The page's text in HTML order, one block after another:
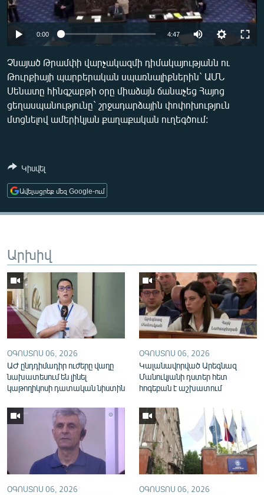
ՄԻՋԱԶԳԱՅԻՆ
ՄՇԱԿՈՒՅԹ
ՄԵԿՆԱԲԱՆՈՒԹՅՈՒՆ
ՏՏ ԵՒ ԻՆՏԵՐՆԵՏ
ԿՈՐՈՆԱՎԻՐՈՒՍ
ՁԳՏԵԼՈՎ ԼԱՎԱԳՈՒՅՆԻՆ
Հայերեն
English
Русский
ՀԵՏԵՎԵՔ ՄԵԶ
«Ազատության» բոլոր կայքերը
0:00 4:47
Չնայած Թրամփի վարչակազմի դիմակայությանն ու
Թուրքիայի պարբերական սպառնալիքներին` ԱՄՆ
Սենատը հինգշաբթի օրը միաձայն ճանաչեց Հայոց
ցեղասպանությունը` շրջադարձային փոփոխություն
մտցնելով ամերիկյան քաղաքական ուղեգծում:
Կիսվել
Ավելացրեք մեզ Google-ում
Արխիվ
ՕԳՈՍՏՈՍ 06, 2026
ԱԺ ընդդիմադիր ուժերը վաղը
նախատեսում են լինել
կաթողիկոսի դատական նիստին
ՕԳՈՍՏՈՍ 06, 2026
Կալանավորված Արեգնազ
Մանուկյանի դստեր հետ
հոգեբան է աշխատում
ՕԳՈՍՏՈՍ 06, 2026 ՕԳՈՍՏՈՍ 06, 2026